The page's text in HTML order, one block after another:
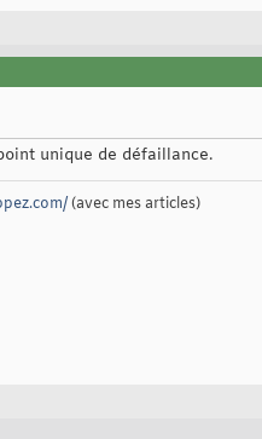
unique de défaillance.
(avec mes articles)